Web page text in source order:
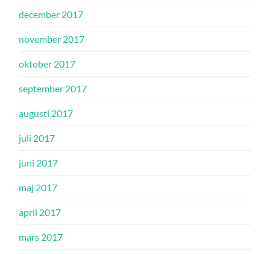
december 2017
november 2017
oktober 2017
september 2017
augusti 2017
juli 2017
juni 2017
maj 2017
april 2017
mars 2017